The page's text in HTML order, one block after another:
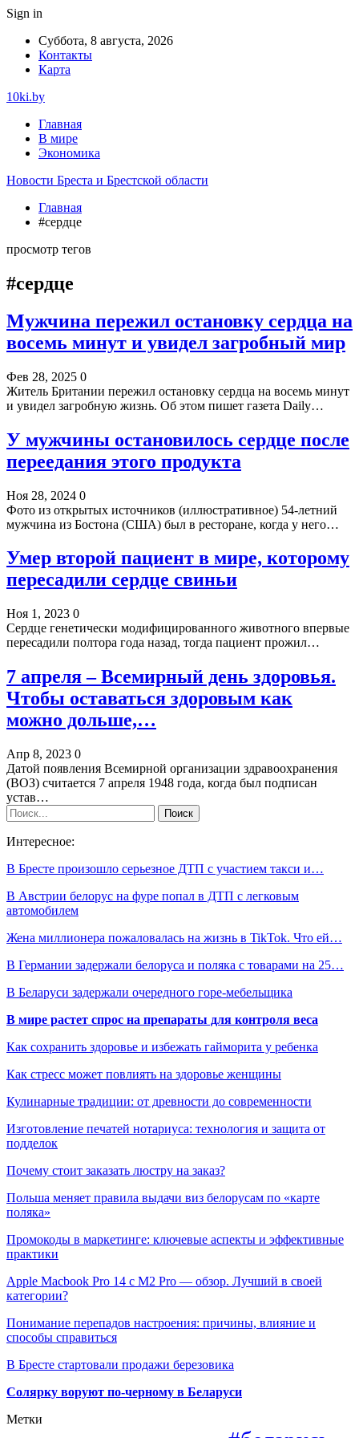
Sign in
Суббота, 8 августа, 2026
Контакты
Карта
10ki.by
Главная
В мире
Экономика
Новости Бреста и Брестской области
Главная
#сердце
просмотр тегов
#сердце
Мужчина пережил остановку сердца на
восемь минут и увидел загробный мир
Фев 28, 2025 0
Житель Британии пережил остановку сердца на восемь минут
и увидел загробную жизнь. Об этом пишет газета Daily…
У мужчины остановилось сердце после
переедания этого продукта
Ноя 28, 2024 0
Фото из открытых источников (иллюстративное) 54-летний
мужчина из Бостона (США) был в ресторане, когда у него…
Умер второй пациент в мире, которому
пересадили сердце свиньи
Ноя 1, 2023 0
Сердце генетически модифицированного животного впервые
пересадили полтора года назад, тогда пациент прожил…
7 апреля – Всемирный день здоровья.
Чтобы оставаться здоровым как
можно дольше,…
Апр 8, 2023 0
Датой появления Всемирной организации здравоохранения
(ВОЗ) считается 7 апреля 1948 года, когда был подписан
устав…
Интересное:
В Бресте произошло серьезное ДТП с участием такси и…
В Австрии белорус на фуре попал в ДТП с легковым
автомобилем
Жена миллионера пожаловалась на жизнь в TikTok. Что ей…
В Германии задержали белоруса и поляка с товарами на 25…
В Беларуси задержали очередного горе-мебельщика
В мире растет спрос на препараты для контроля веса
Как сохранить здоровье и избежать гайморита у ребенка
Как стресс может повлиять на здоровье женщины
Кулинарные традиции: от древности до современности
Изготовление печатей нотариуса: технология и защита от
подделок
Почему стоит заказать люстру на заказ?
Польша меняет правила выдачи виз белорусам по «карте
поляка»
Промокоды в маркетинге: ключевые аспекты и эффективные
практики
Apple Macbook Pro 14 с M2 Pro — обзор. Лучший в своей
категории?
Понимание перепадов настроения: причины, влияние и
способы справиться
В Бресте стартовали продажи березовика
Солярку воруют по-черному в Беларуси
Метки